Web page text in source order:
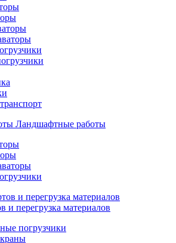
Ландшафтные работы
и перегрузка материалов
погрузчики